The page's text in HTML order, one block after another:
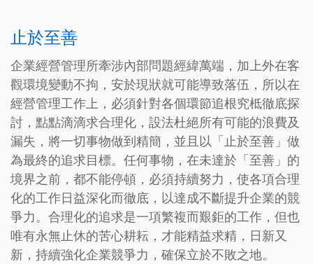
止於至善
企業經營管理所牽涉內部問題經緯萬端，加上外在客
觀環境變動不拘，安於現狀就可能導致落伍，所以在
經營管理工作上，必須針對各個環節追根究柢徹底探
討，點點滴滴求合理化，設法杜絕所有可能的浪費及
漏失，將一切事物做到精簡，並且以「止於至善」做
為最終的追求目標。任何事物，在未達於「至善」的
境界之前，都不能停頓，必須持續努力，使各項合理
化的工作日益深化而徹底，以達成不斷提升企業的競
爭力。合理化的追求是一項繁複而艱鉅的工作，但也
唯有永無止休的苦心耕耘，才能精益求精，日新又
新，持續強化企業競爭力，確保立於不敗之地。